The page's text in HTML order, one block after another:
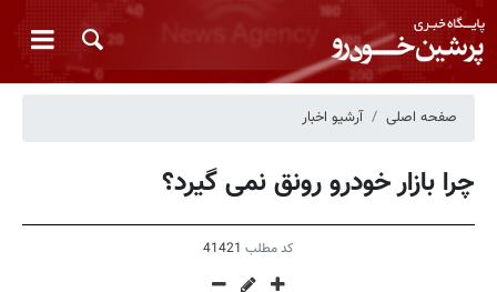
صفحه اصلی آرشیو اخبار
چرا بازار خودرو رونق نمی گیرد؟
کد مطلب 41421